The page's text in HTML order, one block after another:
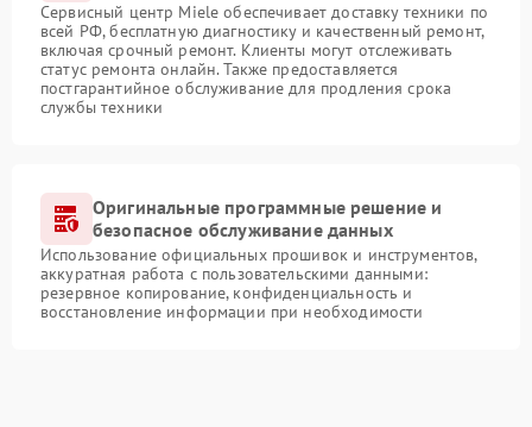
Сервисный центр Miele обеспечивает доставку техники по
всей РФ, бесплатную диагностику и качественный ремонт,
включая срочный ремонт. Клиенты могут отслеживать
статус ремонта онлайн. Также предоставляется
постгарантийное обслуживание для продления срока
службы техники
Оригинальные программные решение и
безопасное обслуживание данных
Использование официальных прошивок и инструментов,
аккуратная работа с пользовательскими данными:
резервное копирование, конфиденциальность и
восстановление информации при необходимости